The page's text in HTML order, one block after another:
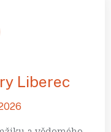
Liberec